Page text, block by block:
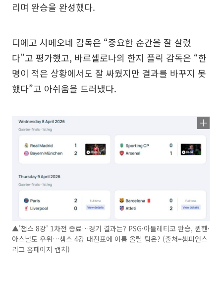
리며 완승을 완성했다.
디에고 시메오네 감독은 “중요한 순간을 잘 살렸
다”고 평가했고, 바르셀로나의 한지 플릭 감독은 “한
명이 적은 상황에서도 잘 싸웠지만 결과를 바꾸지 못
했다”고 아쉬움을 드러냈다.
▲'챔스 8강' 1차전 종료…경기 결과는? PSG·아틀레티코 완승, 뮌헨·
아스널도 우위…챔스 4강 대진표에 이름 올릴 팀은? (출처=챔피언스
리그 홈페이지 캡처)